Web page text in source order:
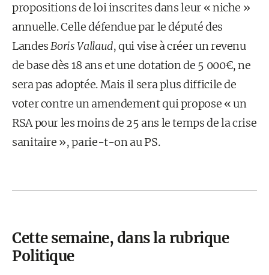
propositions de loi inscrites dans leur « niche »
annuelle. Celle défendue par le député des
LandesBoris Vallaud, qui vise à créer un revenu
de base dès 18 ans et une dotation de 5 000€, ne
sera pas adoptée. Mais il sera plus difficile de
voter contre un amendement qui propose « un
RSA pour les moins de 25 ans le temps de la crise
sanitaire », parie-t-on au PS.
Cette semaine, dans la rubrique
Politique